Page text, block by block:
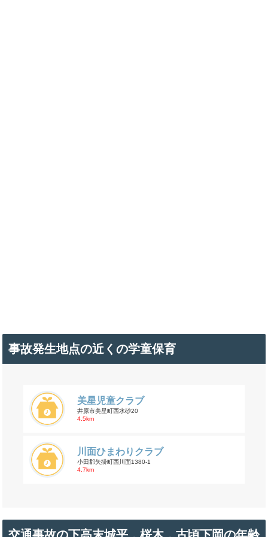
事故発生地点の近くの学童保育
美星児童クラブ
井原市美星町西水砂20
4.5km
川面ひまわりクラブ
小田郡矢掛町西川面1380-1
4.7km